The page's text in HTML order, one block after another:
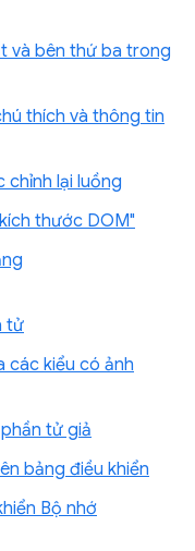
và bên thứ ba trong
thích và thông tin
chỉnh lại luồng
thước DOM"
tử
các kiểu có ảnh
tử giả
bảng điều khiển
Bộ nhớ